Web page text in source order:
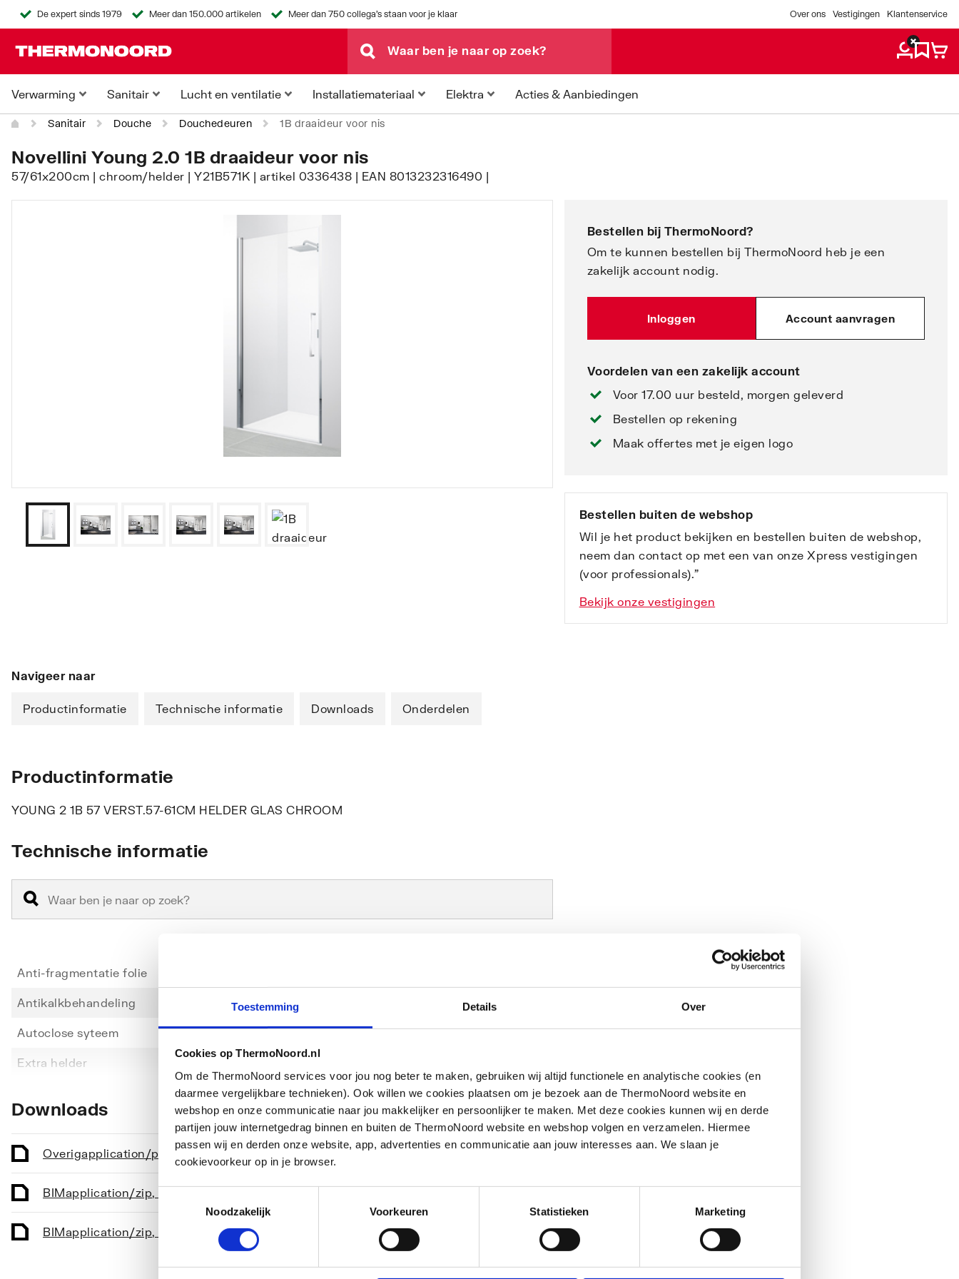
Toestemming Details Over
Cookies op ThermoNoord.nl
Om de ThermoNoord services voor jou nog beter te maken, gebruiken wij altijd functionele en analytische cookies (en
daarmee vergelijkbare technieken). Ook willen we cookies plaatsen om je bezoek aan de ThermoNoord website en
webshop en onze communicatie naar jou makkelijker en persoonlijker te maken. Met deze cookies kunnen wij en derde
partijen jouw internetgedrag binnen en buiten de ThermoNoord website en webshop volgen en verzamelen. Hiermee
passen wij en derden onze website, app, advertenties en communicatie aan jouw interesses aan. We slaan je
cookievoorkeur op in je browser.
Noodzakelijk
Voorkeuren Statistieken Marketing
De expert sinds 1979 Meer dan 150.000 artikelen Meer dan 750 collega's staan voor je klaar Over ons Vestigingen Klantenservice
Verwarming Sanitair Lucht en ventilatie Installatiemateriaal Elektra Acties & Aanbiedingen
Sanitair Douche Douchedeuren 1B draaideur voor nis
Novellini Young 2.0 1B draaideur voor nis
57/61x200cm | chroom/helder | Y21B571K | artikel 0336438 | EAN 8013232316490 |
Bestellen bij ThermoNoord?
Om te kunnen bestellen bij ThermoNoord heb je een
zakelijk account nodig.
Inloggen Account aanvragen
Voordelen van een zakelijk account
Voor 17.00 uur besteld, morgen geleverd
Bestellen op rekening
Maak offertes met je eigen logo
Bestellen buiten de webshop
Wil je het product bekijken en bestellen buiten de webshop,
neem dan contact op met een van onze Xpress vestigingen
(voor professionals).”
Bekijk onze vestigingen
Navigeer naar
Productinformatie Technische informatie Downloads Onderdelen
Productinformatie
YOUNG 2 1B 57 VERST.57-61CM HELDER GLAS CHROOM
Technische informatie
Anti-fragmentatie folie
Antikalkbehandeling Ja
Autoclose syteem Nee
Extra helder
Gemakkelijk te reinigen behandeling Nee
Nee
Geschikt voor montage in lijn Nee
Geschikt voor montage met zijwand
Geschikt voor montage op douchebak
Geschikt voor montage op tegelvloer
Geschikt voor nismontage Ja
Toon meer
Downloads
Overigapplication/pdf ,3 MB
BIMapplication/zip,
BIMapplication/zip,